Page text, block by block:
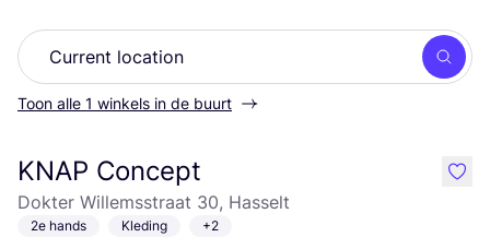
Zoek
Toon alle 1 winkels in de buurt
KNAP Concept
Dokter Willemsstraat 30, Hasselt
2e hands Kleding +2
like